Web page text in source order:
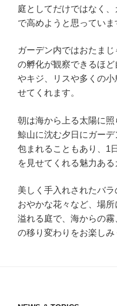
庭としてだけではなく
で高めようと思っていま
ガーデン内ではおたま
の孵化が観察できるほ
やキジ、リスや多くの
せてくれます。
朝は海から上る太陽に
鯨山に沈む夕日にガー
包まれることもあり、1
を見せてくれる魅力ある
美しく手入れされたバ
おやかな花々など、場
溢れる庭で、海からの
の移り変わりをお楽しみ